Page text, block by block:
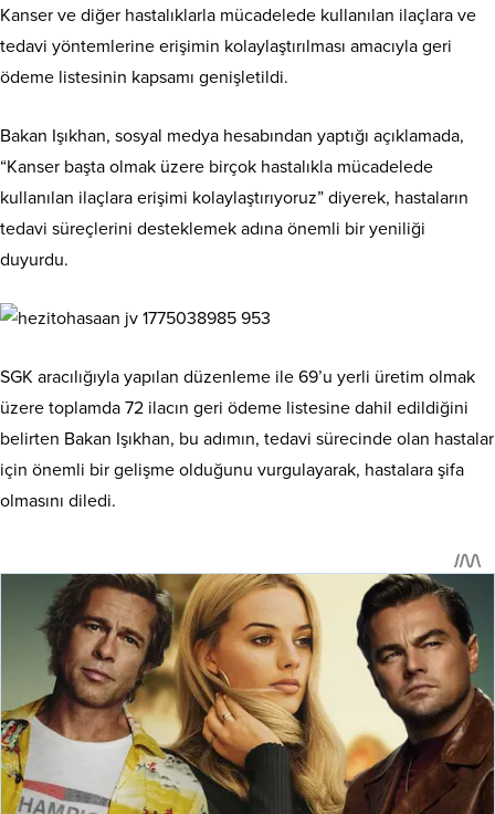
Kanser ve diğer hastalıklarla mücadelede kullanılan ilaçlara ve
tedavi yöntemlerine erişimin kolaylaştırılması amacıyla geri
ödeme listesinin kapsamı genişletildi.
Bakan Işıkhan, sosyal medya hesabından yaptığı açıklamada,
“Kanser başta olmak üzere birçok hastalıkla mücadelede
kullanılan ilaçlara erişimi kolaylaştırıyoruz” diyerek, hastaların
tedavi süreçlerini desteklemek adına önemli bir yeniliği
duyurdu.
SGK aracılığıyla yapılan düzenleme ile 69’u yerli üretim olmak
üzere toplamda 72 ilacın geri ödeme listesine dahil edildiğini
belirten Bakan Işıkhan, bu adımın, tedavi sürecinde olan hastalar
için önemli bir gelişme olduğunu vurgulayarak, hastalara şifa
olmasını diledi.